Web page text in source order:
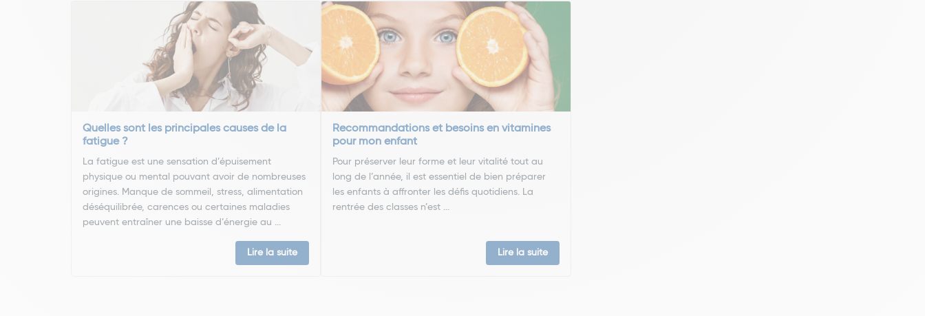
Quelles sont les principales causes de la
fatigue ?
La fatigue est une sensation d’épuisement
physique ou mental pouvant avoir de nombreuses
origines. Manque de sommeil, stress, alimentation
déséquilibrée, carences ou certaines maladies
peuvent entraîner une baisse d’énergie au ...
Lire la suite
Recommandations et besoins en vitamines
pour mon enfant
Pour préserver leur forme et leur vitalité tout au
long de l’année, il est essentiel de bien préparer
les enfants à affronter les défis quotidiens. La
rentrée des classes n’est ...
Lire la suite